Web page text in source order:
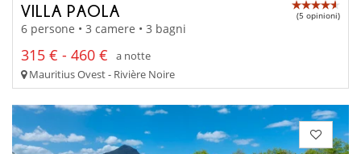
VILLA PAOLA (5 opinioni)
6 persone • 3 camere • 3 bagni
315 € - 460 €
a notte
Mauritius Ovest - Rivière Noire